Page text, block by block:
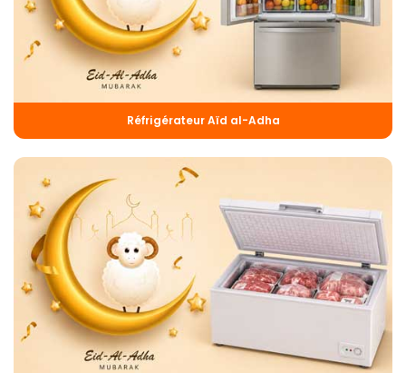
Réfrigérateur Aïd al-Adha